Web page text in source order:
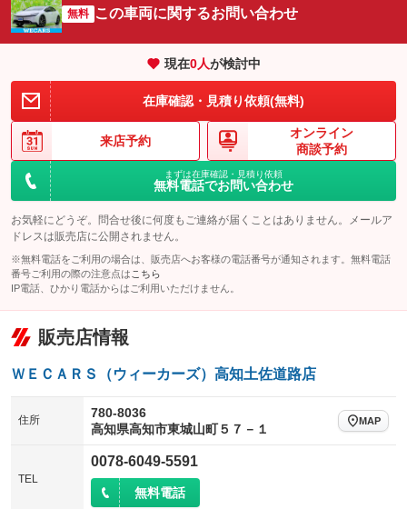
サイドカメラ
：装備なし ルーフレール
：装備なし
：装備なし
：装備なし
無料 この車両に関するお問い合わせ
現在0人が検討中
在庫確認・見積り依頼(無料)
来店予約
オンライン
商談予約
まずは在庫確認・見積り依頼
無料電話でお問い合わせ
お気軽にどうぞ。問合せ後に何度もご連絡が届くことはありません。メールア
ドレスは販売店に公開されません。
※無料電話をご利用の場合は、販売店へお客様の電話番号が通知されます。無料電話
番号ご利用の際の注意点は こちら
IP電話、ひかり電話からはご利用いただけません。
販売店情報
ＷＥＣＡＲＳ（ウィーカーズ）高知土佐道路店
住所
780-8036
高知県高知市東城山町５７－１
MAP
TEL
0078-6049-5591
無料電話